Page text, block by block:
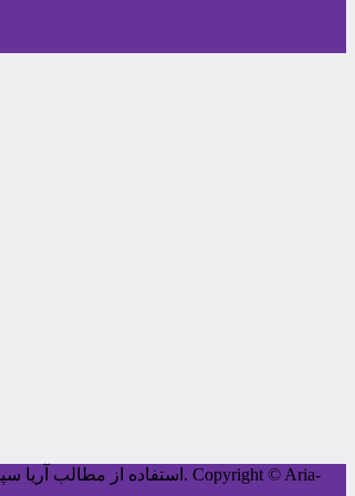
استفاده از مطالب آریا کليه حقوق اين سايت متعلق به آریا سپهر می‌باشد. Copyright © Aria-